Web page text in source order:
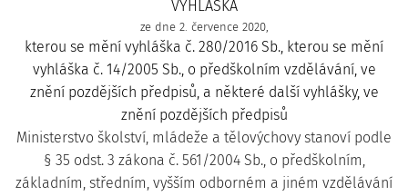
VYHLÁŠKA
ze dne 2. července 2020,
kterou se mění vyhláška č. 280/2016 Sb., kterou se mění
vyhláška č. 14/2005 Sb., o předškolním vzdělávání, ve
znění pozdějších předpisů, a některé další vyhlášky, ve
znění pozdějších předpisů
Ministerstvo školství, mládeže a tělovýchovy stanoví podle
§ 35 odst. 3 zákona č. 561/2004 Sb., o předškolním,
základním, středním, vyšším odborném a jiném vzdělávání